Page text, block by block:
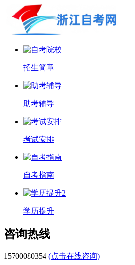
招生简章
助考辅导
考试安排
自考指南
学历提升
咨询热线
15700080354 (点击在线咨询)